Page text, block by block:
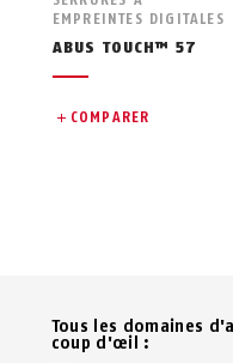
EMPREINTES DIGITALES
ABUS TOUCH™ 57
COMPARER
Tous les domaines
coup d'œil :